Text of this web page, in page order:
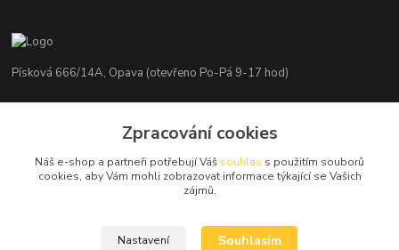
Písková 666/14A, Opava (otevřeno Po-Pá 9-17 hod)
+420 776 839 986
info@nosice.com
Zpracování cookies
Náš e-shop a partneři potřebují Váš souhlas s použitím souborů
cookies, aby Vám mohli zobrazovat informace týkající se Vašich
zájmů.
Nastavení Souhlasím